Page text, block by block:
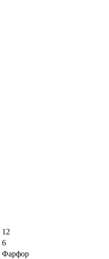
12
6
Фарфор